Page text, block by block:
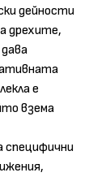
дейности
дрехите,
е
взема
специфични